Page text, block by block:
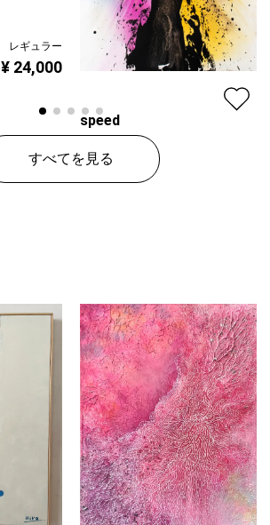
レギュラー
¥ 24,000
speed
FlyD
すべてを見る